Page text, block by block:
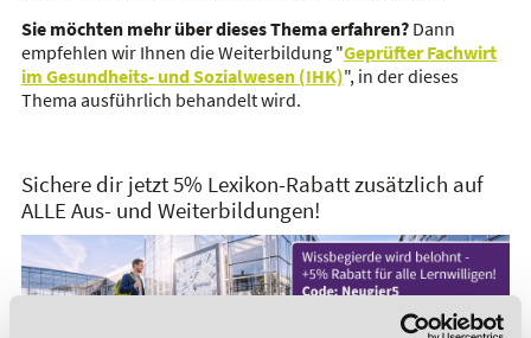
Sie möchten mehr über dieses Thema erfahren?Dann
empfehlen wir Ihnen die Weiterbildung "Geprüfter Fachwirt
im Gesundheits- und Sozialwesen (IHK)", in der dieses
Thema ausführlich behandelt wird.
Sichere dir jetzt 5% Lexikon-Rabatt zusätzlich auf
ALLE Aus- und Weiterbildungen!